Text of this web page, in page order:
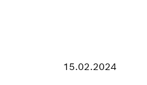
15.02.2024